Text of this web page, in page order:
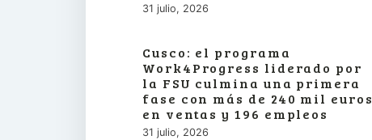
31 julio, 2026
Cusco: el programa
Work4Progress liderado por
la FSU culmina una primera
fase con más de 240 mil euros
en ventas y 196 empleos
31 julio, 2026